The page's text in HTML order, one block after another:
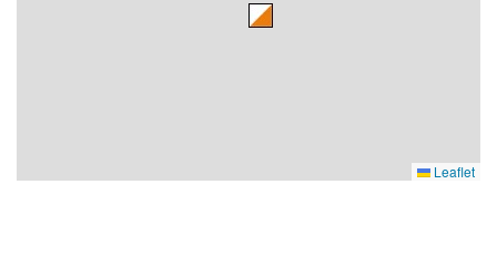
Leaflet